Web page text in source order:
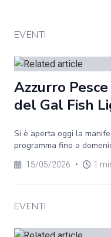
EVENTI
Azzurro
del Gal Fish
Si è aperta oggi la
programma fino a
15/05/2026 • 1
EVENTI